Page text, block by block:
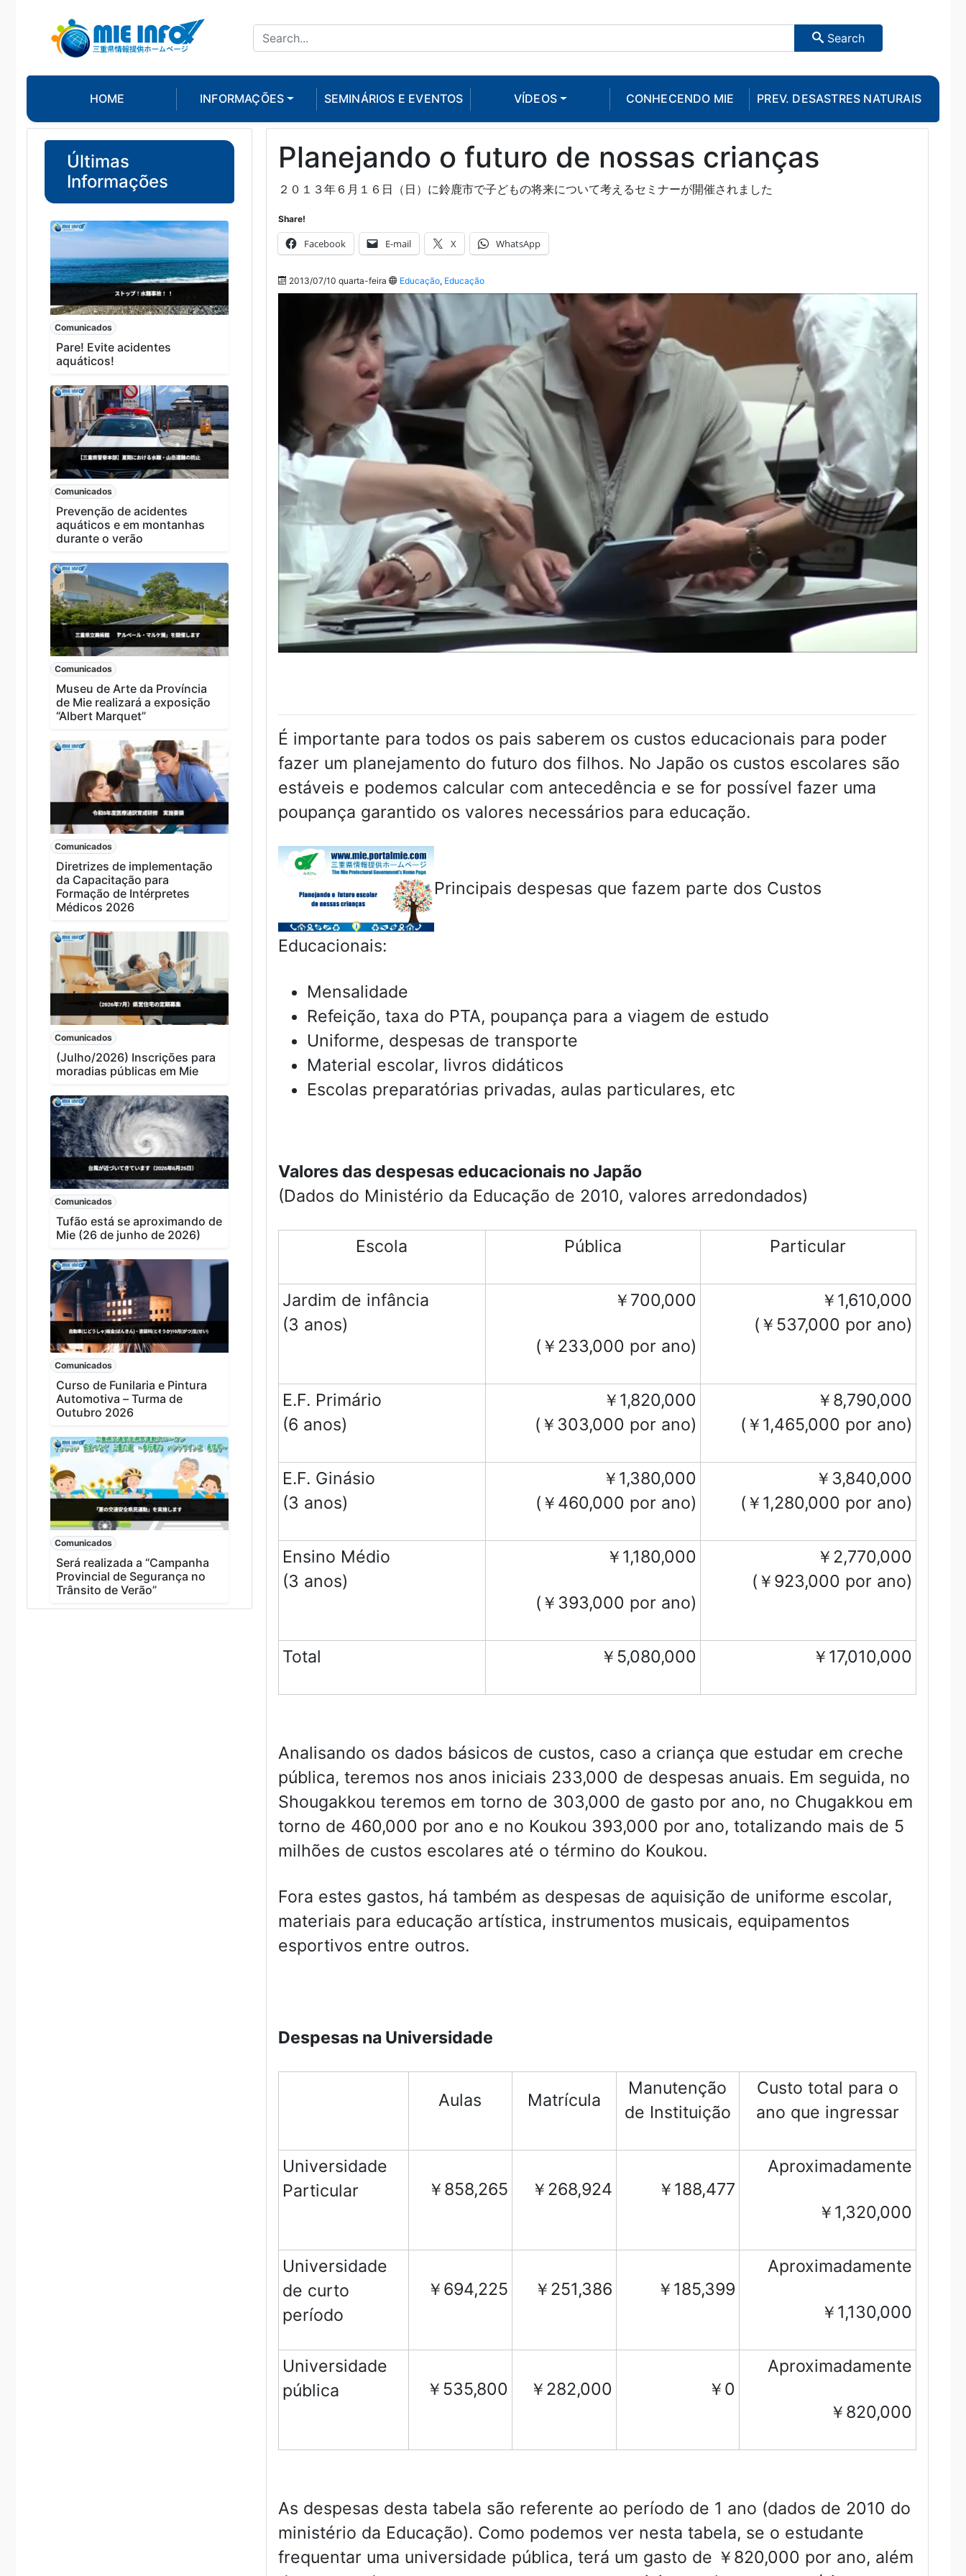
Search
HOME INFORMAÇÕES SEMINÁRIOS E EVENTOS VÍDEOS CONHECENDO MIE PREV. DESASTRES NATURAIS
Últimas
Informações
Comunicados
Pare! Evite acidentes
aquáticos!
Comunicados
Prevenção de acidentes
aquáticos e em montanhas
durante o verão
Comunicados
Museu de Arte da Província
de Mie realizará a exposição
“Albert Marquet”
Comunicados
Diretrizes de implementação
da Capacitação para
Formação de Intérpretes
Médicos 2026
Comunicados
(Julho/2026) Inscrições para
moradias públicas em Mie
Comunicados
Tufão está se aproximando de
Mie (26 de junho de 2026)
Comunicados
Curso de Funilaria e Pintura
Automotiva – Turma de
Outubro 2026
Comunicados
Será realizada a “Campanha
Provincial de Segurança no
Trânsito de Verão”
Planejando o futuro de nossas crianças
２０１３年６月１６日（日）に鈴鹿市で子どもの将来について考えるセミナーが開催されました
Share!
Facebook E-mail X WhatsApp
2013/07/10 quarta-feira Educação, Educação
É importante para todos os pais saberem os custos educacionais para poder
fazer um planejamento do futuro dos filhos. No Japão os custos escolares são
estáveis e podemos calcular com antecedência e se for possível fazer uma
poupança garantido os valores necessários para educação.
Principais despesas que fazem parte dos Custos
Educacionais:
Mensalidade
Refeição, taxa do PTA, poupança para a viagem de estudo
Uniforme, despesas de transporte
Material escolar, livros didáticos
Escolas preparatórias privadas, aulas particulares, etc
Valores das despesas educacionais no Japão
(Dados do Ministério da Educação de 2010, valores arredondados)
Escola Pública Particular
Jardim de infância
(3 anos)
￥700,000
(￥233,000 por ano)
￥1,610,000
(￥537,000 por ano)
E.F. Primário
(6 anos)
￥1,820,000
(￥303,000 por ano)
￥8,790,000
(￥1,465,000 por ano)
E.F. Ginásio
(3 anos)
￥1,380,000
(￥460,000 por ano)
￥3,840,000
(￥1,280,000 por ano)
Ensino Médio
(3 anos)
￥1,180,000
(￥393,000 por ano)
￥2,770,000
(￥923,000 por ano)
Total ￥5,080,000 ￥17,010,000
Analisando os dados básicos de custos, caso a criança que estudar em creche
pública, teremos nos anos iniciais 233,000 de despesas anuais. Em seguida, no
Shougakkou teremos em torno de 303,000 de gasto por ano, no Chugakkou em
torno de 460,000 por ano e no Koukou 393,000 por ano, totalizando mais de 5
milhões de custos escolares até o término do Koukou.
Fora estes gastos, há também as despesas de aquisição de uniforme escolar,
materiais para educação artística, instrumentos musicais, equipamentos
esportivos entre outros.
Despesas na Universidade
Aulas Matrícula
Manutenção
de Instituição
Custo total para o
ano que ingressar
Universidade
Particular
￥858,265 ￥268,924 ￥188,477
Aproximadamente
￥1,320,000
Universidade
de curto
período
￥694,225 ￥251,386 ￥185,399
Aproximadamente
￥1,130,000
Universidade
pública
￥535,800 ￥282,000 ￥0
Aproximadamente
￥820,000
As despesas desta tabela são referente ao período de 1 ano (dados de 2010 do
ministério da Educação). Como podemos ver nesta tabela, se o estudante
frequentar uma universidade pública, terá um gasto de ￥820,000 por ano, além